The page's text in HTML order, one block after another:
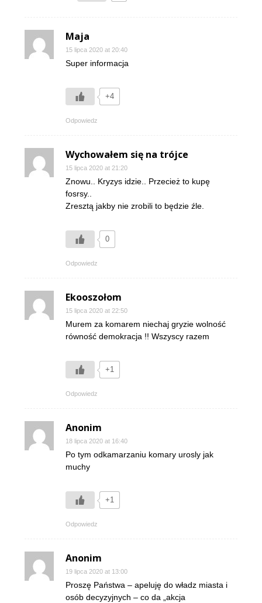
Maja
15 lipca 2020 at 20:40
Super informacja
+4
Odpowiedz
Wychowałem się na trójce
15 lipca 2020 at 21:20
Znowu.. Kryzys idzie.. Przecież to kupę
fosrsy..
Zresztą jakby nie zrobili to będzie źle.
0
Odpowiedz
Ekooszołom
15 lipca 2020 at 22:50
Murem za komarem niechaj gryzie wolność
równość demokracja !! Wszyscy razem
+1
Odpowiedz
Anonim
18 lipca 2020 at 16:40
Po tym odkamarzaniu komary urosly jak
muchy
+1
Odpowiedz
Anonim
19 lipca 2020 at 13:00
Proszę Państwa – apeluję do władz miasta i
osób decyzyjnych – co da „akcja